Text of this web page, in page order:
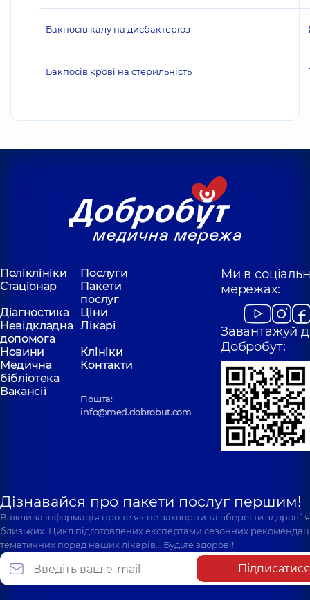
Бакпосів калу на дисбактеріоз
Бакпосів крові на стерильність
Поліклініки
Послуги
Стаціонар
Пакети
послуг
Діагностика
Ціни
Невідкладна
допомога
Лікарі
Новини
Клініки
Медична
бібліотека
Контакти
Вакансії
Пошта:
info@med.dobrobut.com
Ми в
мережах:
Завантажуй
Добробут:
Дізнавайся про пакети послуг першим!
Важлива інформація про те як не захворіти та вберегти
близьких. Цикл підготовлених експертами сезонних
тематичних порад наших лікарів… Будьте здорові!
Підписатися